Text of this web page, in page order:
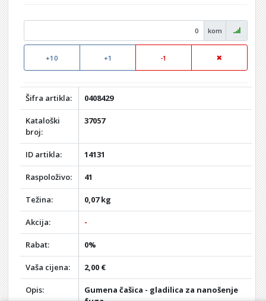
kom
+10 +1 -1
Šifra artikla: 0408429
Kataloški
broj:
37057
ID artikla: 14131
Raspoloživo: 41
Težina: 0,07 kg
Akcija: -
Rabat: 0%
Vaša cijena: 2,00 €
Opis:
Gumena čašica - gladilica za nanošenje